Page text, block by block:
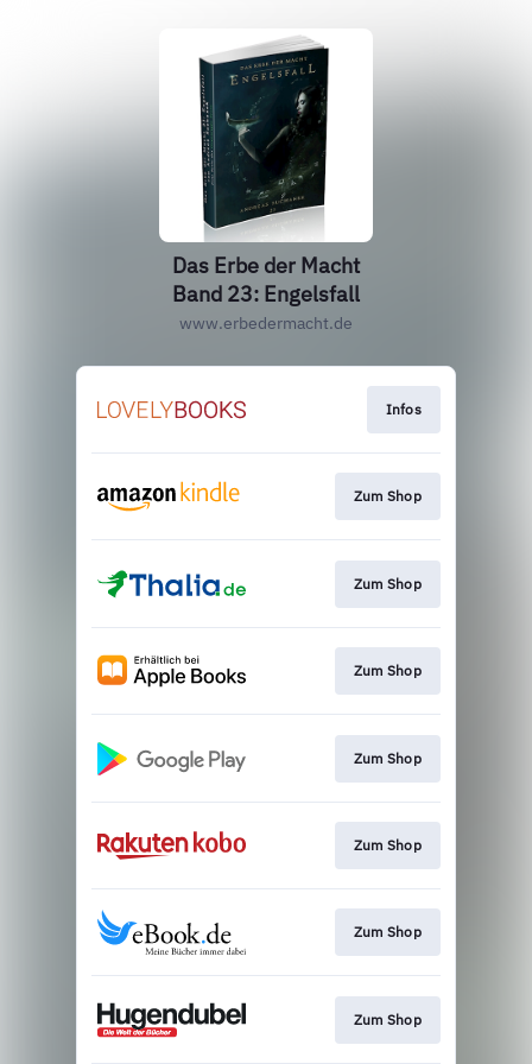
Das Erbe der Macht
Band 23: Engelsfall
www.erbedermacht.de
Infos
Zum Shop
Zum Shop
Zum Shop
Zum Shop
Zum Shop
Zum Shop
Zum Shop